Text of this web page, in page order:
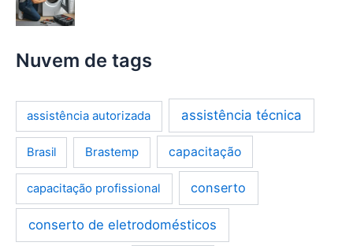
Nuvem de tags
assistência autorizada assistência técnica
Brasil Brastemp capacitação
capacitação profissional conserto
conserto de eletrodomésticos